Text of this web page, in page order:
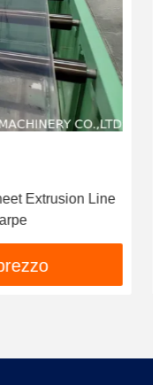
Extrusion Line